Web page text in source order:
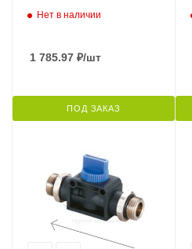
Нет в наличии
1 785.97 ₽/шт
ПОД ЗАКАЗ